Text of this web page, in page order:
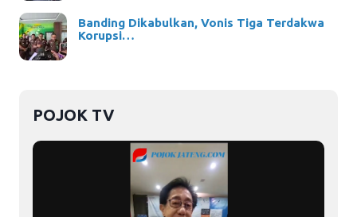
Banding Dikabulkan, Vonis Tiga Terdakwa
Korupsi…
POJOK TV